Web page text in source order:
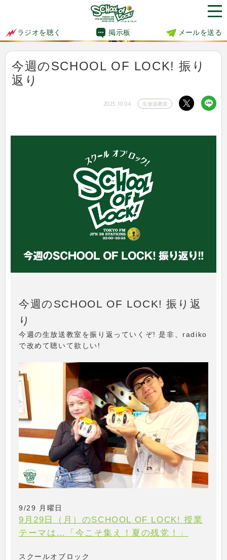
ラジオを聴く 掲示板 メールを送る
今週のSCHOOL OF LOCK! 振り
返り
2025.10.04 生放送教室
今週のSCHOOL OF LOCK! 振り返
り
今週の生放送教室を振り返っていくぞ! 是非、radiko
で改めて聴いて欲しい!
9/29 月曜日
9月29日（月）のSCHOOL OF LOCK! 授業
テーマは…「今こそ集え！夏の残党！」
スクールオブロック